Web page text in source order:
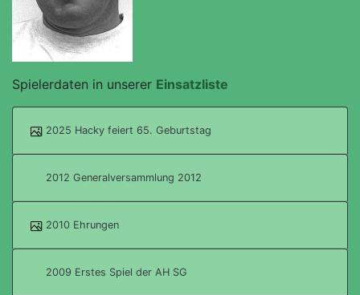
Spielerdaten in unserer Einsatzliste
2025 Hacky feiert 65. Geburtstag
2012 Generalversammlung 2012
2010 Ehrungen
2009 Erstes Spiel der AH SG